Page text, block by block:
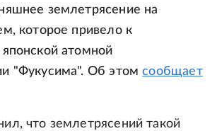
землетрясение на
которое привело к
атомной
"Фукусима". Об этомсообщает
что землетрясений такой